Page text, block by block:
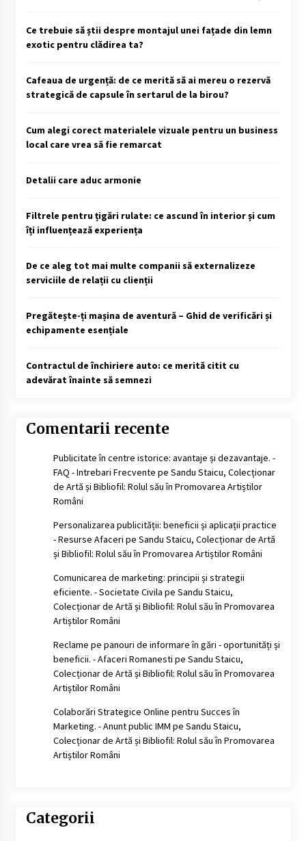
Ce trebuie să știi despre montajul unei fațade din lemn
exotic pentru clădirea ta?
Cafeaua de urgență: de ce merită să ai mereu o rezervă
strategică de capsule în sertarul de la birou?
Cum alegi corect materialele vizuale pentru un business
local care vrea să fie remarcat
Detalii care aduc armonie
Filtrele pentru țigări rulate: ce ascund în interior și cum
îți influențează experiența
De ce aleg tot mai multe companii să externalizeze
serviciile de relații cu clienții
Pregătește-ți mașina de aventură – Ghid de verificări și
echipamente esențiale
Contractul de închiriere auto: ce merită citit cu
adevărat înainte să semnezi
Comentarii recente
Publicitate în centre istorice: avantaje și dezavantaje. -
FAQ - Intrebari Frecvente pe Sandu Staicu, Colecționar
de Artă și Bibliofil: Rolul său în Promovarea Artiștilor
Români
Personalizarea publicității: beneficii și aplicații practice
- Resurse Afaceri pe Sandu Staicu, Colecționar de Artă
și Bibliofil: Rolul său în Promovarea Artiștilor Români
Comunicarea de marketing: principii și strategii
eficiente. - Societate Civila pe Sandu Staicu,
Colecționar de Artă și Bibliofil: Rolul său în Promovarea
Artiștilor Români
Reclame pe panouri de informare în gări - oportunități și
beneficii. - Afaceri Romanesti pe Sandu Staicu,
Colecționar de Artă și Bibliofil: Rolul său în Promovarea
Artiștilor Români
Colaborări Strategice Online pentru Succes în
Marketing. - Anunt public IMM pe Sandu Staicu,
Colecționar de Artă și Bibliofil: Rolul său în Promovarea
Artiștilor Români
Categorii